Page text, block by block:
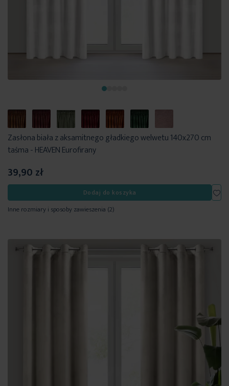
Zasłona biała z aksamitnego gładkiego welwetu 140x270 cm
taśma - HEAVEN Eurofirany
39,90 zł
Dodaj do koszyka
Inne rozmiary i sposoby zawieszenia (2)